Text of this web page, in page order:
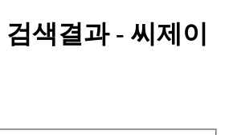
색결과 - 씨제이